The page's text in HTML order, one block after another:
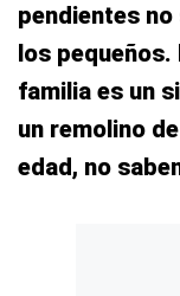
pendientes
los
familia es un
un remolino
edad, no